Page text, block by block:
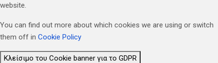
website.
You can find out more about which cookies we are using or switch
them off in Cookie Policy
Κλείσιμο του Cookie banner για το GDPR